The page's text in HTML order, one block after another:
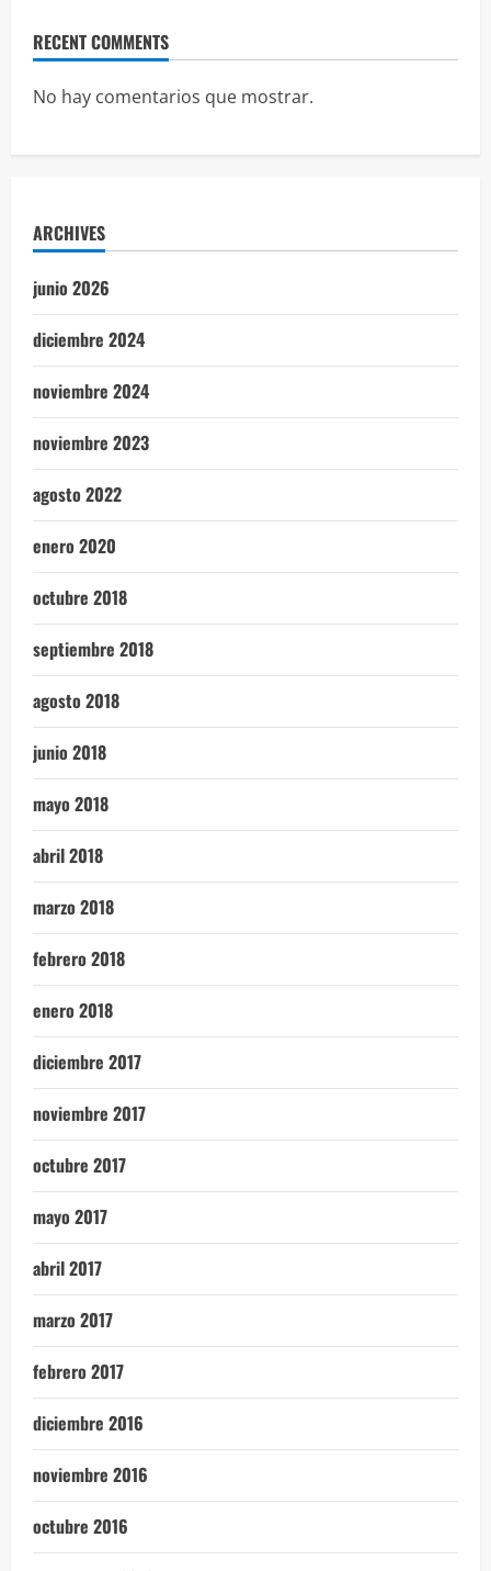
RECENT COMMENTS
No hay comentarios que mostrar.
ARCHIVES
junio 2026
diciembre 2024
noviembre 2024
noviembre 2023
agosto 2022
enero 2020
octubre 2018
septiembre 2018
agosto 2018
junio 2018
mayo 2018
abril 2018
marzo 2018
febrero 2018
enero 2018
diciembre 2017
noviembre 2017
octubre 2017
mayo 2017
abril 2017
marzo 2017
febrero 2017
diciembre 2016
noviembre 2016
octubre 2016